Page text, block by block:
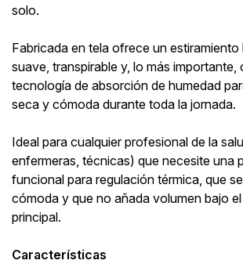
solo.
Fabricada en tela ofrece un estiramiento
suave, transpirable y, lo más importante,
tecnología de absorción de humedad
seca y cómoda durante toda la jornada.
Ideal para cualquier profesional de la
enfermeras, técnicas) que necesite una
funcional para regulación térmica, que
cómoda y que no añada volumen bajo
principal.
Características